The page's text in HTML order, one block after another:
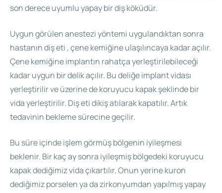
son derece uyumlu yapay bir diş köküdür.
Uygun görülen anestezi yöntemi uygulandıktan sonra
hastanın diş eti , çene kemiğine ulaşılıncaya kadar açılır.
Çene kemiğine implantın rahatça yerleştirilebileceği
kadar uygun bir delik açılır. Bu deliğe implant vidası
yerleştirilir ve üzerine de koruyucu kapak şeklinde bir
vida yerleştirilir. Diş eti dikiş atılarak kapatılır. Artık
tedavinin bekleme sürecine geçilir.
Bu süre içinde işlem görmüş bölgenin iyileşmesi
beklenir. Bir kaç ay sonra iyileşmiş bölgedeki koruyucu
kapak dediğimiz vida çıkartılır. Onun yerine kuron
dediğimiz porselen ya da zirkonyumdan yapılmış yapay